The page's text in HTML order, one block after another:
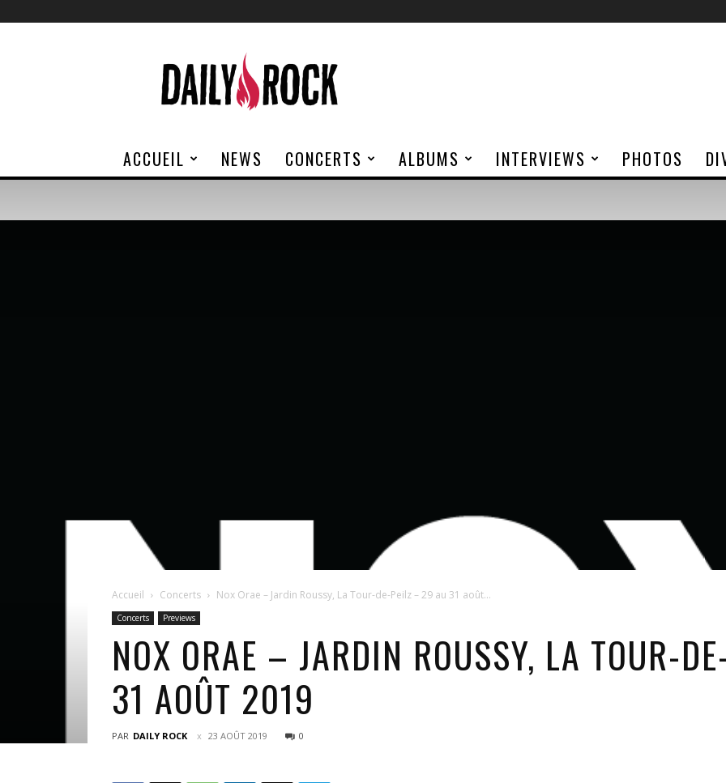
Rock
ACCUEIL NEWS CONCERTS ALBUMS INTERVIEWS PHOTOS
Accueil Concerts Nox Orae – Jardin Roussy, La Tour-de-Peilz – 29 au 31 août...
Concerts Previews
NOX ORAE – JARDIN ROUSSY, LA TOUR-
31 AOÛT 2019
PAR DAILY ROCK 23 AOÛT 2019 0